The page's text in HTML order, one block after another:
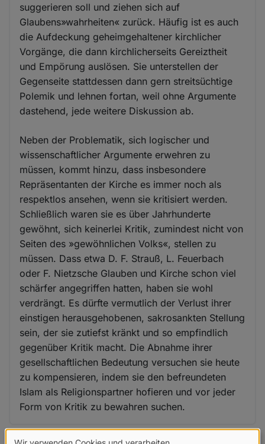
suggerieren soll und ziehen sich auf
Glaubens»wahrheiten« zurück. Häufig ist es auch
die Aufdeckung geheimgehaltener kirchlicher
Vorgänge, die dann kirchlicherseits Gereiztheit
und Empörung auslösen. Sie unterstellen der
Gegenseite stattdessen dann gern streitsüchtige
Polemik und lehnen fortan, weil ohne Argumente
dastehend, jede weitere Diskussion ab.
Neben der Problematik, sich logischer und
wissenschaftlicher Argumente erwehren zu
müssen, kommt hinzu, dass insbesondere
Repräsentanten der Kirche es immer noch als
respektlos ansehen, wenn sie kritisiert werden.
Schließlich waren sie es über Jahrhunderte
gewöhnt, sich keinerlei Kritik, zumindest nicht von
Seiten des »gewöhnlichen Volks«, stellen zu
müssen. Dass etwa D. F. Strauß, L. Feuerbach
oder F. Nietzsche Glauben und Kirche schon viel
schärfer angegriffen hatten, haben sie wohl
verdrängt. Es dürfte vermutlich der Verlust ihrer
einstigen herausgehobenen, sakrosankten Stellung
sein, der sie zutiefst kränkt und so empfindlich
gegenüber Kritik macht. Die Abnahme ihrer
gesellschaftlichen Bedeutung versuchen sie heute
zu kompensieren, indem sie den befreundeten
Islam als Religionspartner hofieren und vor jeder
Form von Kritik zu bewahren suchen.